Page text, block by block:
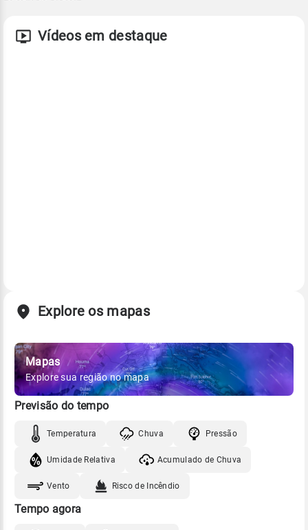
Vídeos em destaque
Explore os mapas
Mapas
Explore sua região no mapa
Previsão do tempo
Temperatura Chuva Pressão
Umidade Relativa Acumulado de Chuva
Vento Risco de Incêndio
Tempo agora